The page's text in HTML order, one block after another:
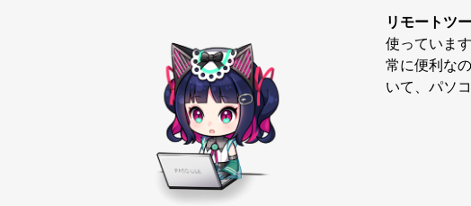
リモートツ
使っていま
常に便利な
いて、パソ